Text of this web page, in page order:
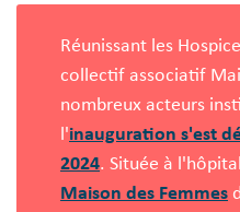
Réunissant les
collectif associatif
nombreux acteurs
l'inauguration s'est
2024. Située à
Maison des Femmes